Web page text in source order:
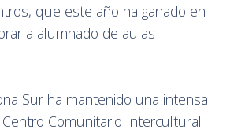
que este año ha ganado en
a alumnado de aulas
Sur ha mantenido una intensa
Comunitario Intercultural